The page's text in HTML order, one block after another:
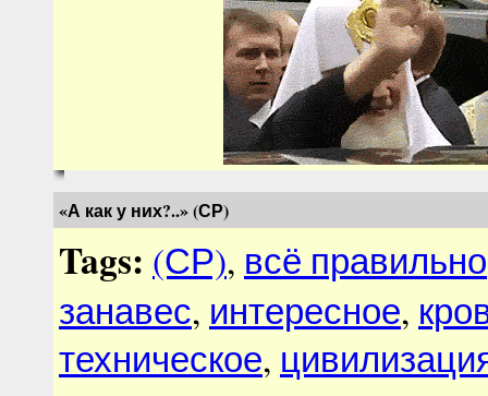
«А как у них?..» (СР)
Tags: (СР), всё правильно
занавес, интересное,
техническое,